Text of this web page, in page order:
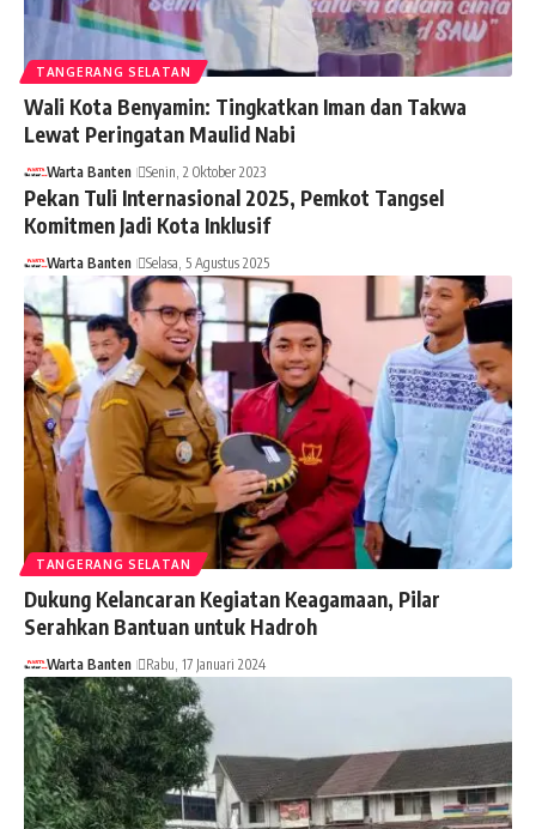
TANGERANG SELATAN
Wali Kota Benyamin: Tingkatkan Iman dan Takwa
Lewat Peringatan Maulid Nabi
Warta Banten Senin, 2 Oktober 2023
Pekan Tuli Internasional 2025, Pemkot Tangsel
Komitmen Jadi Kota Inklusif
Warta Banten Selasa, 5 Agustus 2025
TANGERANG SELATAN
Dukung Kelancaran Kegiatan Keagamaan, Pilar
Serahkan Bantuan untuk Hadroh
Warta Banten Rabu, 17 Januari 2024